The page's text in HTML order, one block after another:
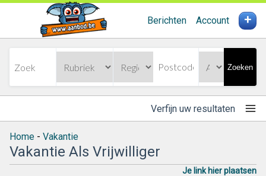
Berichten Account +
Zoeken
Verfijn uw resultaten
Home - Vakantie
Vakantie Als Vrijwilliger
Je link hier plaatsen